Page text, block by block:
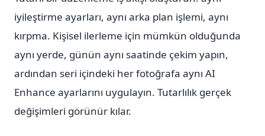
iyileştirme ayarları, aynı arka plan işlemi, aynı
kırpma. Kişisel ilerleme için mümkün olduğunda
aynı yerde, günün aynı saatinde çekim yapın,
ardından seri içindeki her fotoğrafa aynı AI
Enhance ayarlarını uygulayın. Tutarlılık gerçek
değişimleri görünür kılar.